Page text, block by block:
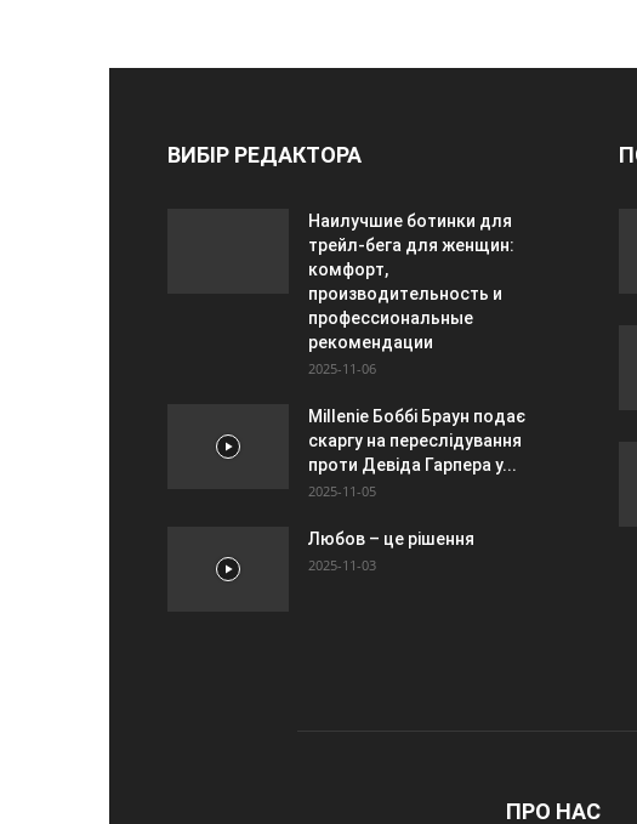
ВИБІР РЕДАКТОРА
Наилучшие ботинки для
трейл-бега для женщин:
комфорт,
производительность и
профессиональные
рекомендации
2025-11-06
Millenie Боббі Браун подає
скаргу на переслідування
проти Девіда Гарпера у...
2025-11-05
Любов – це рішення
2025-11-03
ПРО НАС